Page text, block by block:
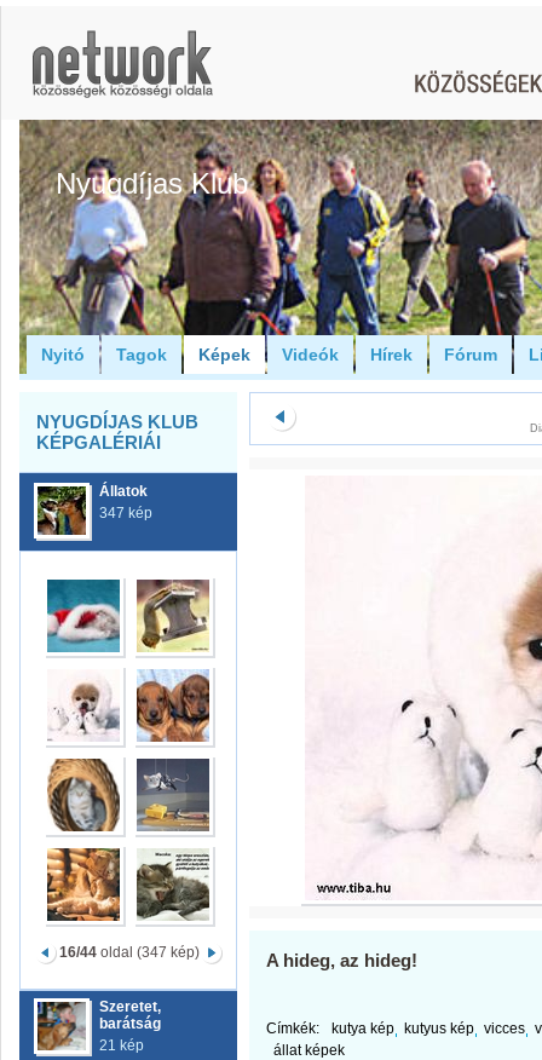
Nyugdíjas Klub
Nyitó Tagok Képek Videók Hírek Fórum
NYUGDÍJAS KLUB
KÉPGALÉRIÁI
Állatok
347 kép
16/44 oldal (347 kép)
Szeretet,
barátság
21 kép
A hideg, az hideg!
Címkék: kutya kép kutyus kép vicces
állat képek